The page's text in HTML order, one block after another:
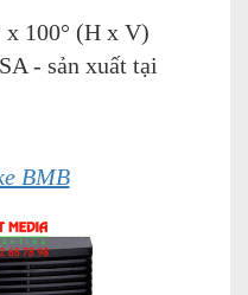
x 100° (H x V)
- sản xuất tại
BMB